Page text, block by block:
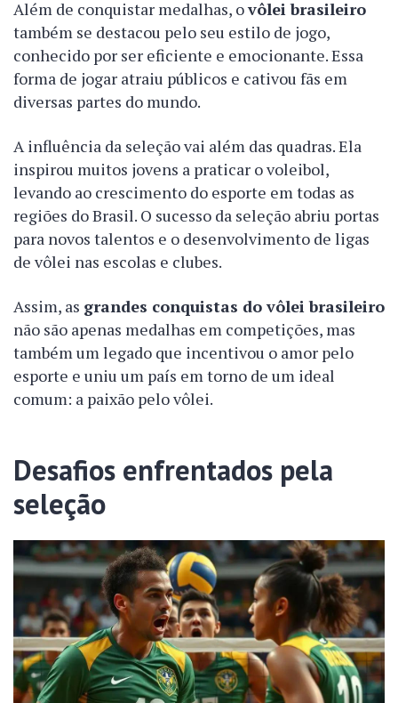
Além de conquistar medalhas, ovôlei brasileiro
também se destacou pelo seu estilo de jogo,
conhecido por ser eficiente e emocionante. Essa
forma de jogar atraiu públicos e cativou fãs em
diversas partes do mundo.
A influência da seleção vai além das quadras. Ela
inspirou muitos jovens a praticar o voleibol,
levando ao crescimento do esporte em todas as
regiões do Brasil. O sucesso da seleção abriu portas
para novos talentos e o desenvolvimento de ligas
de vôlei nas escolas e clubes.
Assim, as grandes conquistas do vôlei brasileiro
não são apenas medalhas em competições, mas
também um legado que incentivou o amor pelo
esporte e uniu um país em torno de um ideal
comum: a paixão pelo vôlei.
Desafios enfrentados pela
seleção